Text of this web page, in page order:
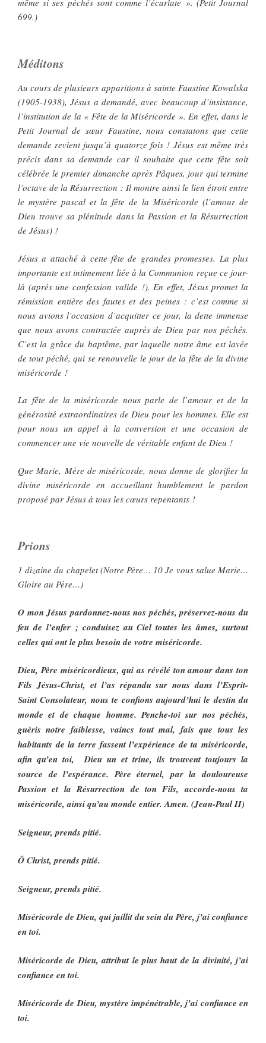
699.)
Méditons
Au cours de plusieurs apparitions à sainte Faustine Kowalska
(1905-1938), Jésus a demandé, avec beaucoup d’insistance,
l’institution de la « Fête de la Miséricorde ». En effet, dans le
Petit Journal de sœur Faustine, nous constatons que cette
demande revient jusqu’à quatorze fois ! Jésus est même très
précis dans sa demande car il souhaite que cette fête soit
célébrée le premier dimanche après Pâques, jour qui termine
l’octave de la Résurrection : Il montre ainsi le lien étroit entre
le mystère pascal et la fête de la Miséricorde (l’amour de
Dieu trouve sa plénitude dans la Passion et la Résurrection
de Jésus) !
Jésus a attaché à cette fête de grandes promesses. La plus
importante est intimement liée à la Communion reçue ce jour-
là (après une confession valide !). En effet, Jésus promet la
rémission entière des fautes et des peines : c’est comme si
nous avions l’occasion d’acquitter ce jour, la dette immense
que nous avons contractée auprès de Dieu par nos péchés.
C’est la grâce du baptême, par laquelle notre âme est lavée
de tout péché, qui se renouvelle le jour de la fête de la divine
miséricorde !
La fête de la miséricorde nous parle de l’amour et de la
générosité extraordinaires de Dieu pour les hommes. Elle est
pour nous un appel à la conversion et une occasion de
commencer une vie nouvelle de véritable enfant de Dieu !
Que Marie, Mère de miséricorde, nous donne de glorifier la
divine miséricorde en accueillant humblement le pardon
proposé par Jésus à tous les cœurs repentants !
Prions
1 dizaine du chapelet (Notre Père… 10 Je vous salue Marie…
Gloire au Père…)
O mon Jésus pardonnez-nous nos péchés, préservez-nous du
feu de l’enfer ; conduisez au Ciel toutes les âmes, surtout
celles qui ont le plus besoin de votre miséricorde.
Dieu, Père miséricordieux, qui as révélé ton amour dans ton
Fils Jésus-Christ, et l’as répandu sur nous dans l’Esprit-
Saint Consolateur, nous te confions aujourd’hui le destin du
monde et de chaque homme. Penche-toi sur nos péchés,
guéris notre faiblesse, vaincs tout mal, fais que tous les
habitants de la terre fassent l’expérience de ta miséricorde,
afin qu’en toi, Dieu un et trine, ils trouvent toujours la
source de l’espérance. Père éternel, par la douloureuse
Passion et la Résurrection de ton Fils, accorde-nous ta
miséricorde, ainsi qu’au monde entier. Amen. (Jean-Paul II)
Seigneur, prends pitié.
Ô Christ, prends pitié.
Seigneur, prends pitié.
Miséricorde de Dieu, qui jaillit du sein du Père, j’ai confiance
en toi.
Miséricorde de Dieu, attribut le plus haut de la divinité, j’ai
confiance en toi.
Miséricorde de Dieu, mystère impénétrable, j’ai confiance en
toi.